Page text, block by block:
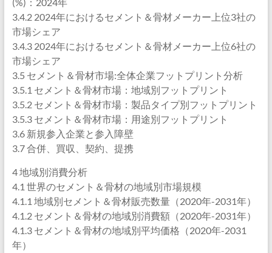
3.4.2 2024年におけるセメント＆骨材メーカー上位3社の
市場シェア
3.4.3 2024年におけるセメント＆骨材メーカー上位6社の
市場シェア
3.5 セメント＆骨材市場:全体企業フットプリント分析
3.5.1 セメント＆骨材市場：地域別フットプリント
3.5.2 セメント＆骨材市場：製品タイプ別フットプリント
3.5.3 セメント＆骨材市場：用途別フットプリント
3.6 新規参入企業と参入障壁
3.7 合併、買収、契約、提携
4 地域別消費分析
4.1 世界のセメント＆骨材の地域別市場規模
4.1.1 地域別セメント＆骨材販売数量（2020年-2031年）
4.1.2 セメント＆骨材の地域別消費額（2020年-2031年）
4.1.3 セメント＆骨材の地域別平均価格（2020年-2031
年）